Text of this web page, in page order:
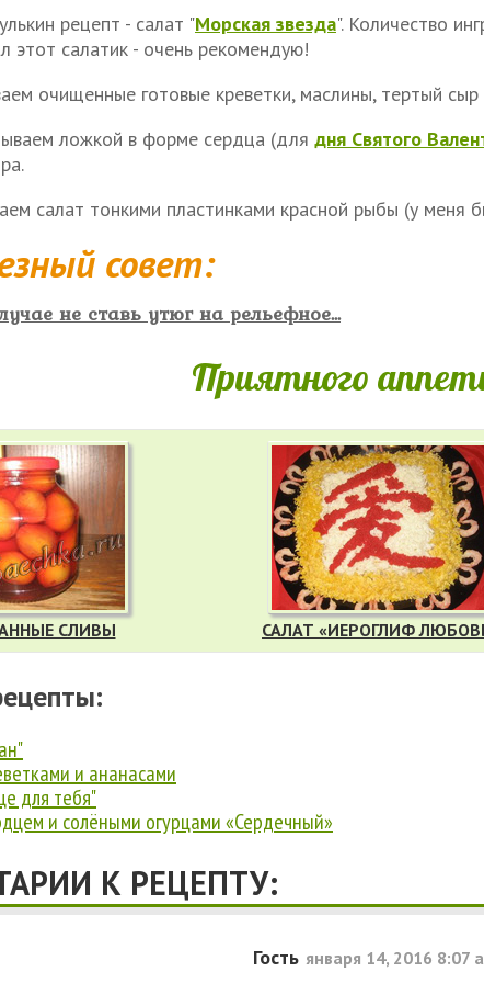
рецепт - салат "Морская звезда". Количество
этот салатик - очень рекомендую!
очищенные готовые креветки, маслины, тертый
ложкой в форме сердца (для дня Святого
салат тонкими пластинками красной рыбы (у меня
совет:
не ставь утюг на рельефное...
Приятного
СЛИВЫ САЛАТ «ИЕРОГЛИФ
и ананасами
для тебя"
и солёными огурцами «Сердечный»
К РЕЦЕПТУ:
Гость января 14, 2016 8:07